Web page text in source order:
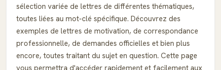
sélection variée de lettres de différentes thématiques,
toutes liées au mot-clé spécifique. Découvrez des
exemples de lettres de motivation, de correspondance
professionnelle, de demandes officielles et bien plus
encore, toutes traitant du sujet en question. Cette page
vous permettra d'accéder rapidement et facilement aux